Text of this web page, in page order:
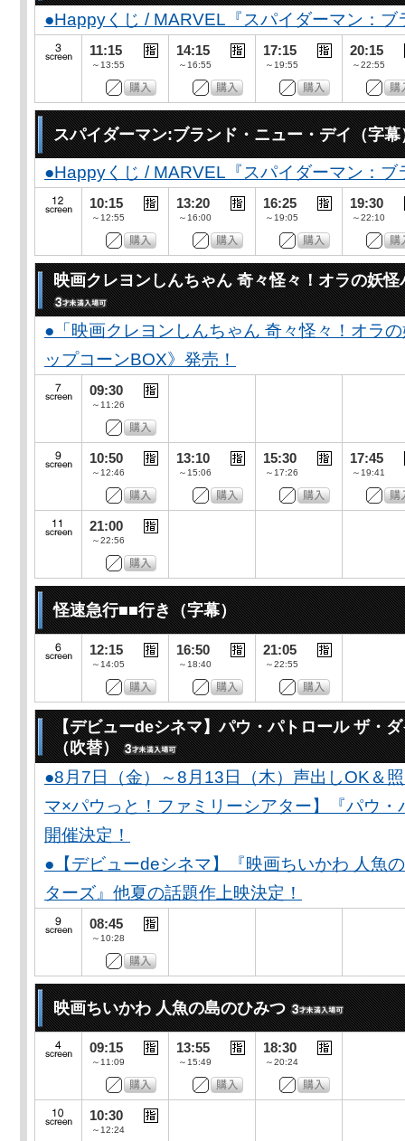
●Happyくじ / MARVEL『スパイダーマン：
11:15
～13:55
14:15
～16:55
17:15
～19:55
20:15
～22:55
スパイダーマン:ブランド・ニュー・デイ（字幕
●Happyくじ / MARVEL『スパイダーマン：
10:15
～12:55
13:20
～16:00
16:25
～19:05
19:30
～22:10
映画クレヨンしんちゃん 奇々怪々！オラの妖怪
●「映画クレヨンしんちゃん 奇々怪々！オラ
ップコーンBOX》発売！
09:30
～11:26
10:50
～12:46
13:10
～15:06
15:30
～17:26
17:45
～19:41
21:00
～22:56
怪速急行■■行き（字幕）
12:15
～14:05
16:50
～18:40
21:05
～22:55
【デビューdeシネマ】パウ・パトロール ザ・
（吹替）
●8月7日（金）～8月13日（木）声出しOK＆
マ×パウっと！ファミリーシアター】『パウ
開催決定！
●【デビューdeシネマ】『映画ちいかわ 人魚
ターズ』他夏の話題作上映決定！
08:45
～10:28
映画ちいかわ 人魚の島のひみつ
09:15
～11:09
13:55
～15:49
18:30
～20:24
10:30
～12:24